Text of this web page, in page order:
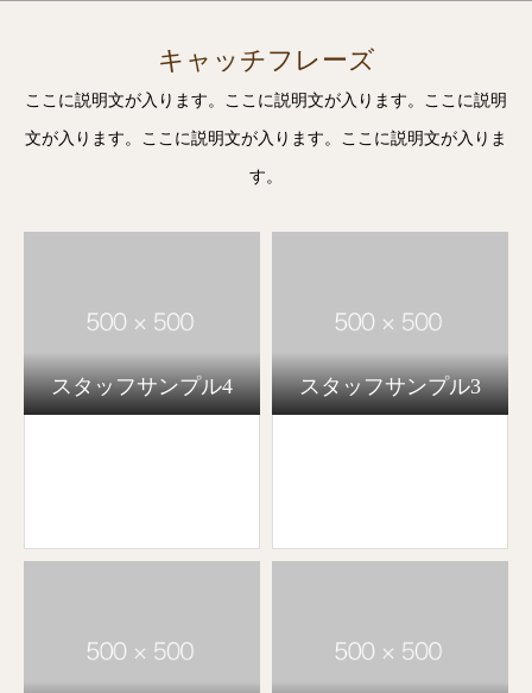
キャッチフレーズ
ここに説明文が入ります。ここに説明文が入ります。ここに説明
文が入ります。ここに説明文が入ります。ここに説明文が入りま
す。
スタッフサンプル4 スタッフサンプル3